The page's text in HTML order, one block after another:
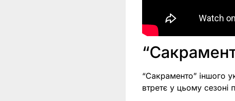
“Сакраменто” іншого
втретє у цьому сезоні